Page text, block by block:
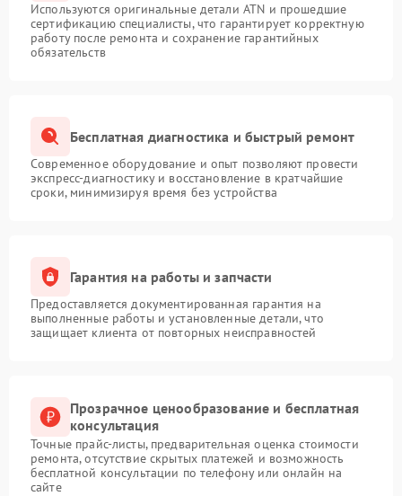
Используются оригинальные детали ATN и прошедшие
сертификацию специалисты, что гарантирует корректную
работу после ремонта и сохранение гарантийных
обязательств
Бесплатная диагностика и быстрый ремонт
Современное оборудование и опыт позволяют провести
экспресс-диагностику и восстановление в кратчайшие
сроки, минимизируя время без устройства
Гарантия на работы и запчасти
Предоставляется документированная гарантия на
выполненные работы и установленные детали, что
защищает клиента от повторных неисправностей
Прозрачное ценообразование и бесплатная
консультация
Точные прайс-листы, предварительная оценка стоимости
ремонта, отсутствие скрытых платежей и возможность
бесплатной консультации по телефону или онлайн на
сайте